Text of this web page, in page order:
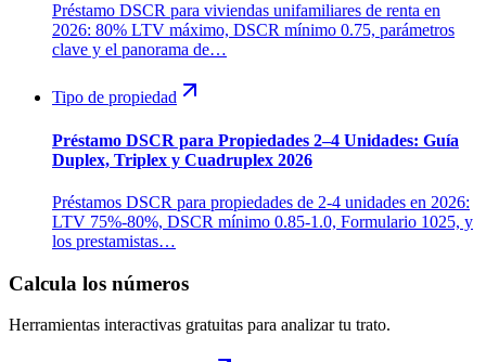
Préstamo DSCR para viviendas unifamiliares de renta en
2026: 80% LTV máximo, DSCR mínimo 0.75, parámetros
clave y el panorama de…
Tipo de propiedad
Préstamo DSCR para Propiedades 2–4 Unidades: Guía
Duplex, Triplex y Cuadruplex 2026
Préstamos DSCR para propiedades de 2-4 unidades en 2026:
LTV 75%-80%, DSCR mínimo 0.85-1.0, Formulario 1025, y
los prestamistas…
Calcula los números
Herramientas interactivas gratuitas para analizar tu trato.